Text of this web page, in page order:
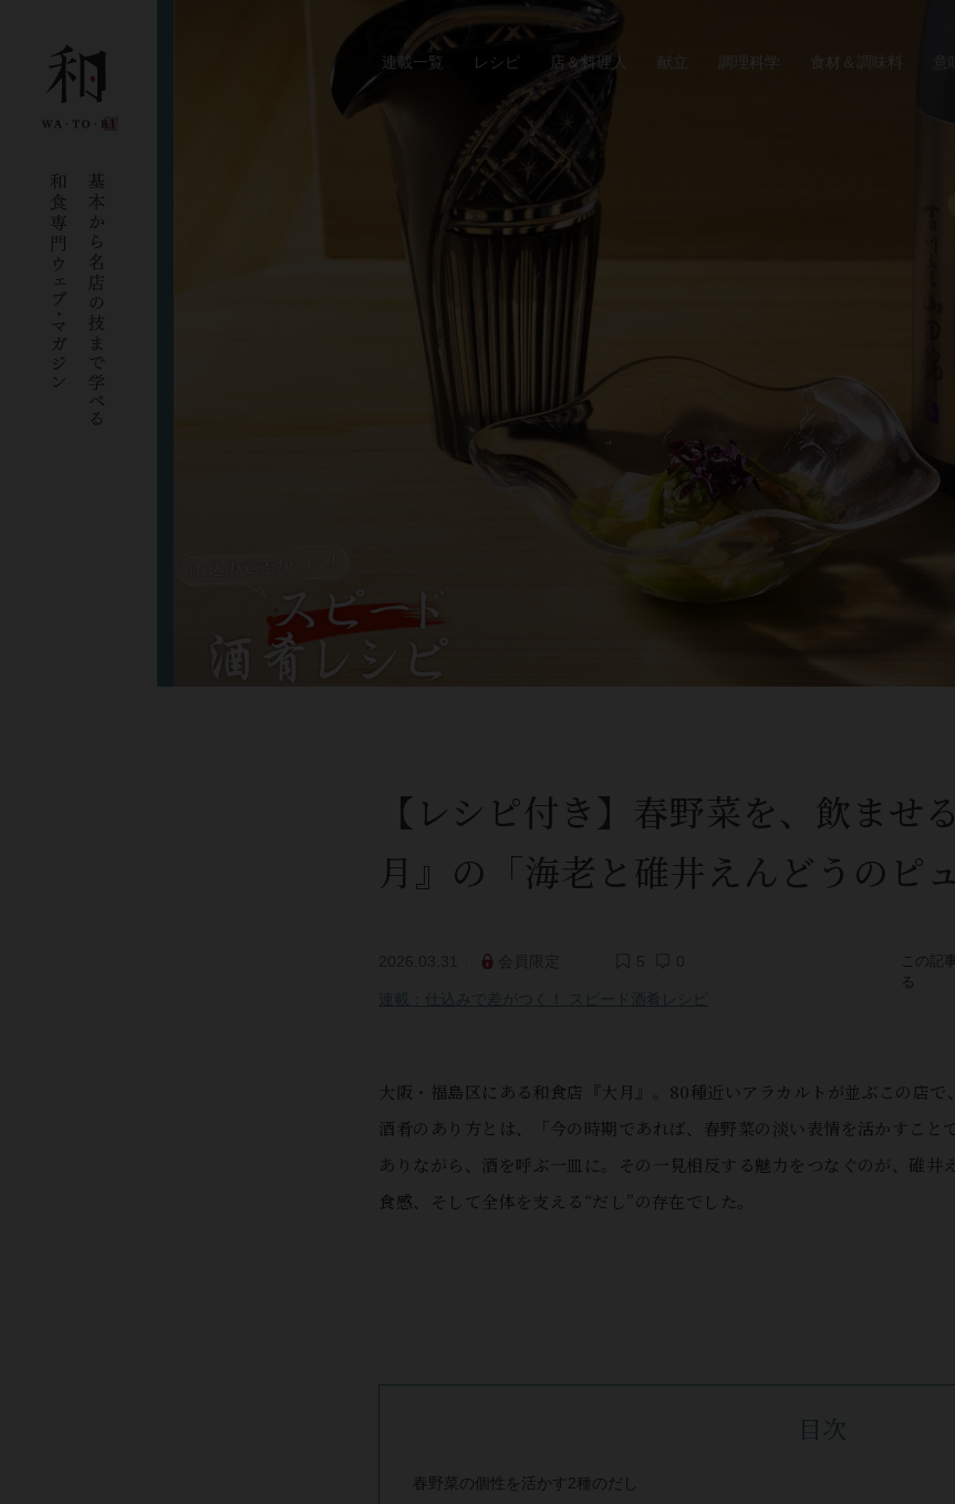
連載一覧 レシピ 店＆料理人 献立 調理科学 食材＆調味料
【レシピ付き】春野菜を、飲ませ
月』の「海老と碓井えんどうのピュ
連載：仕込みで差がつく！ スピード酒肴レシピ
この記
る
大阪・福島区にある和食店『大月』。80種近いアラカルトが並ぶこの店
酒肴のあり方とは、「今の時期であれば、春野菜の淡い表情を活かすこと
ありながら、酒を呼ぶ一皿に。その一見相反する魅力をつなぐのが、碓井
食感、そして全体を支える“だし”の存在でした。
目次
春野菜の個性を活かす2種のだし